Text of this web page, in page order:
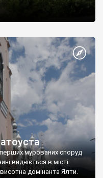
мурованих споруд
видніється в місті
домінанта Ялти.